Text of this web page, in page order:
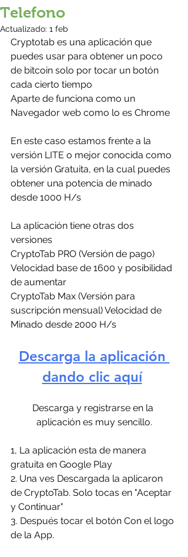
Telefono
Actualizado: 1 feb
Cryptotab es una aplicación que
puedes usar para obtener un poco
de bitcoin solo por tocar un botón
cada cierto tiempo
Aparte de funciona como un
Navegador web como lo es Chrome
En este caso estamos frente a la
versión LITE o mejor conocida como
la versión Gratuita, en la cual puedes
obtener una potencia de minado
desde 1000 H/s
La aplicación tiene otras dos
versiones
CryptoTab PRO (Versión de pago)
Velocidad base de 1600 y posibilidad
de aumentar
CryptoTab Max (Versión para
suscripción mensual) Velocidad de
Minado desde 2000 H/s
Descarga la aplicación
dando clic aquí
Descarga y registrarse en la
aplicación es muy sencillo.
1, La aplicación esta de manera
gratuita en Google Play
2. Una ves Descargada la aplicaron
de CryptoTab. Solo tocas en "Aceptar
y Continuar"
3. Después tocar el botón Con el logo
de la App.